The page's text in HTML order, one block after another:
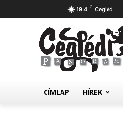
19.4 C Cegléd
CÍMLAP HÍREK